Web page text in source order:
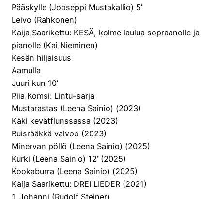
Pääskylle (Jooseppi Mustakallio) 5’
Leivo (Rahkonen)
Kaija Saarikettu: KESÄ, kolme laulua sopraanolle ja
pianolle (Kai Nieminen)
Kesän hiljaisuus
Aamulla
Juuri kun 10’
Piia Komsi: Lintu-sarja
Mustarastas (Leena Sainio) (2023)
Käki kevätflunssassa (2023)
Ruisrääkkä valvoo (2023)
Minervan pöllö (Leena Sainio) (2025)
Kurki (Leena Sainio) 12’ (2025)
Kookaburra (Leena Sainio) (2025)
Kaija Saarikettu: DREI LIEDER (2021)
1. Johanni (Rudolf Steiner)